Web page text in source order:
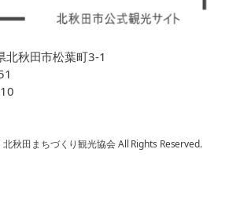
秋田市松葉町3-1
秋田まちづくり観光協会 All Rights Reserved.